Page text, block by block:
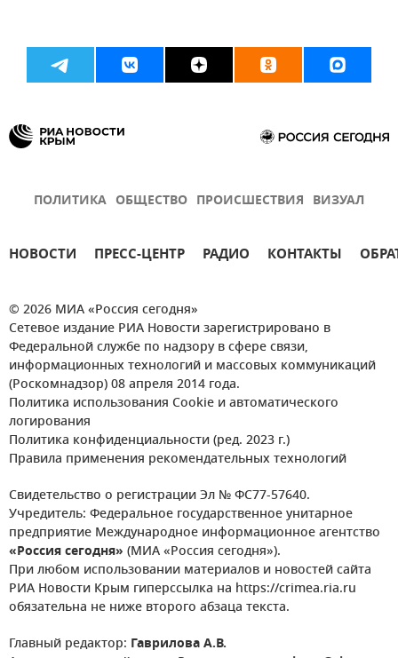
ПОЛИТИКА ОБЩЕСТВО ПРОИСШЕСТВИЯ ВИЗУАЛ
НОВОСТИ ПРЕСС-ЦЕНТР РАДИО КОНТАКТЫ
© 2026 МИА «Россия сегодня»
Сетевое издание РИА Новости зарегистрировано в
Федеральной службе по надзору в сфере связи,
информационных технологий и массовых коммуникаций
(Роскомнадзор) 08 апреля 2014 года.
Политика использования Cookie и автоматического
логирования
Политика конфиденциальности (ред. 2023 г.)
Правила применения рекомендательных технологий
Свидетельство о регистрации Эл № ФС77-57640.
Учредитель: Федеральное государственное унитарное
предприятие Международное информационное агентство
«Россия сегодня» (МИА «Россия сегодня»).
При любом использовании материалов и новостей сайта
РИА Новости Крым гиперссылка на https://crimea.ria.ru
обязательна не ниже второго абзаца текста.
Главный редактор: Гаврилова А.В.